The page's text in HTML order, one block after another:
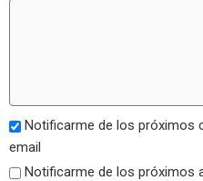
Notificarme de los próximos
email
Notificarme de los próximos